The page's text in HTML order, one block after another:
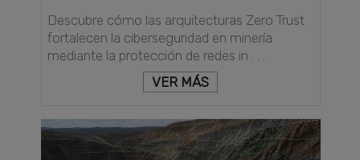
Descubre cómo las arquitecturas Zero Trust
fortalecen la ciberseguridad en minería
mediante la protección de redes in . . .
VER MÁS